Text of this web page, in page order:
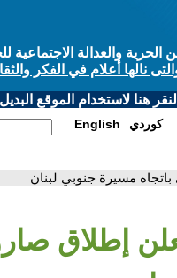
والعدالة الاجتماعية
نالها أعلام في الفكر
هنا لاستخدام الموقع البديل
English كوردي
مسيرة جنوبي لبنان
إطلاق